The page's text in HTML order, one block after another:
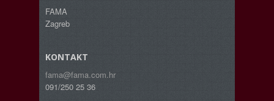
FAMA
Zagreb
KONTAKT
fama@fama.com.hr
091/250 25 36